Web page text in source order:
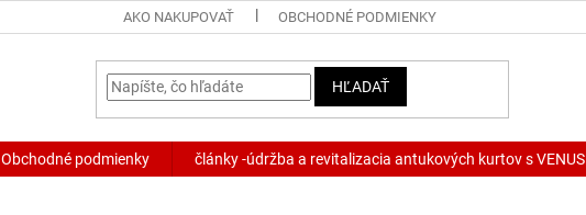
AKO NAKUPOVAŤ OBCHODNÉ PODMIENKY
HĽADAŤ
Obchodné podmienky články -údržba a revitalizacia antukových kurtov s VENUS